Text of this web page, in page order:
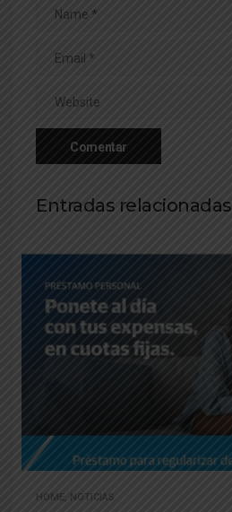
Entradas relacionadas
HOME, NOTICIAS